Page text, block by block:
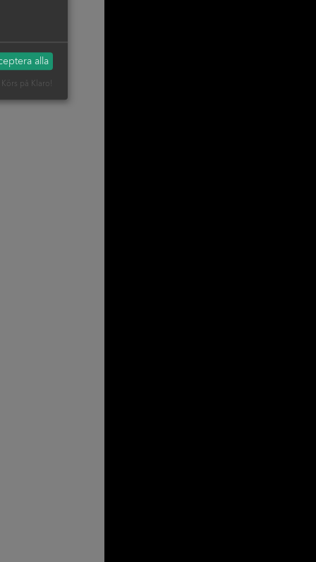
alla
Körs på Klaro!